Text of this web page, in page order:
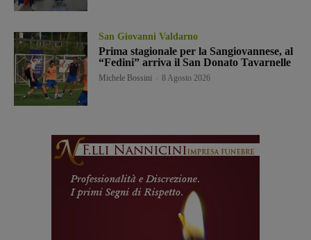
San Giovanni Valdarno
Prima stagionale per la Sangiovannese, al
“Fedini” arriva il San Donato Tavarnelle
Michele Bossini 8 Agosto 2026